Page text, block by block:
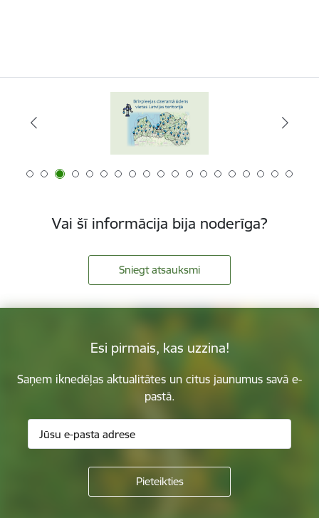
Vai šī informācija bija noderīga?
Sniegt atsauksmi
Esi pirmais, kas uzzina!
Saņem iknedēļas aktualitātes un citus jaunumus savā e-
pastā.